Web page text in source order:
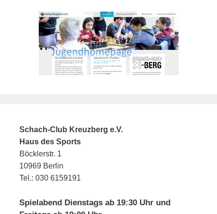
Schach-Club Kreuzberg e.V.
Haus des Sports
Böcklerstr. 1
10969 Berlin
Tel.: 030 6159191
Spielabend Dienstags ab 19:30 Uhr und